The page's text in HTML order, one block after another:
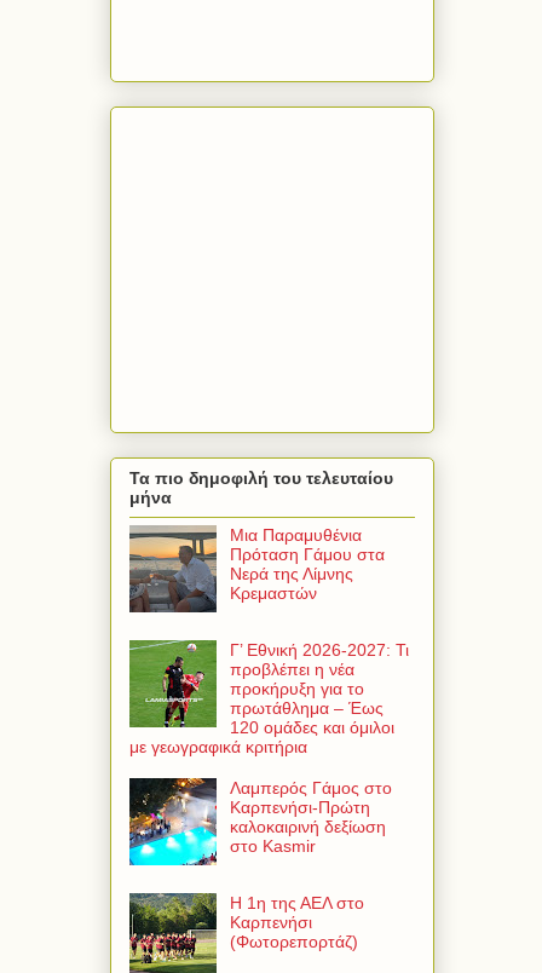
Τα πιο δημοφιλή του τελευταίου
μήνα
Μια Παραμυθένια
Πρόταση Γάμου στα
Νερά της Λίμνης
Κρεμαστών
Γ’ Εθνική 2026-2027: Τι
προβλέπει η νέα
προκήρυξη για το
πρωτάθλημα – Έως
120 ομάδες και όμιλοι
με γεωγραφικά κριτήρια
Λαμπερός Γάμος στο
Καρπενήσι-Πρώτη
καλοκαιρινή δεξίωση
στο Kasmir
Η 1η της ΑΕΛ στο
Καρπενήσι
(Φωτορεπορτάζ)